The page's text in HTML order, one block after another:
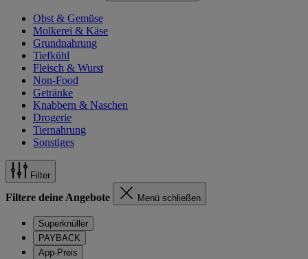
Obst & Gemüse
Molkerei & Käse
Grundnahrung
Tiefkühl
Fleisch & Wurst
Non-Food
Getränke
Knabbern & Naschen
Drogerie
Tiernahrung
Sonstiges
Filter
Filtere deine Angebote Menü schließen
Superknüller
PAYBACK
App-Preis